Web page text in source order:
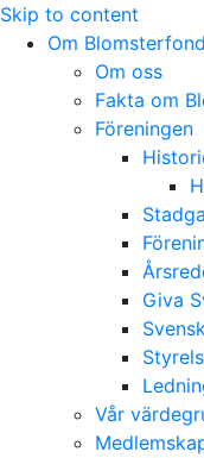
Skip to content
Om
Om oss
Fakta om
Föreningen
Giva
Vår